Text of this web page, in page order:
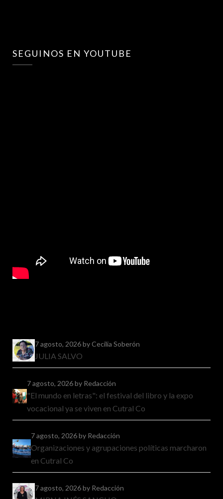
SEGUINOS EN YOUTUBE
7 agosto, 2026by Cecilia Soberón
JULIA SALVO
7 agosto, 2026by Redacción
"El mundo en letras": el festival del libro y la expo
vocacional ya se viven en Cutral Co
7 agosto, 2026by Redacción
Organizaciones y agrupaciones políticas marcharon
en Cutral Co
7 agosto, 2026by Redacción